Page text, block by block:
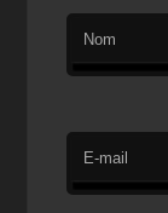
Nom
E-mail